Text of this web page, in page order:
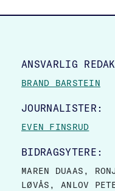
SITE FOOTER
ANSVARLIG
BRAND BARSTEIN
JOURNALISTER:
EVEN FINSRUD
BIDRAGSYTERE:
MAREN DUAAS,
LØVÅS, ANLOV